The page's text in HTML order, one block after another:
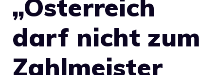
„Österreich
darf nicht zum
Zahlmeister